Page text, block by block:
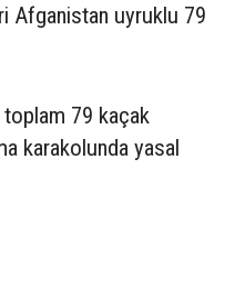
Afganistan uyruklu 79
toplam 79 kaçak
karakolunda yasal